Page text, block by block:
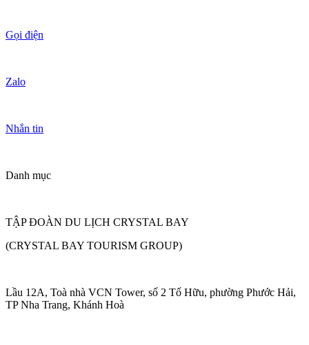
Gọi điện
Zalo
Nhắn tin
Danh mục
TẬP ĐOÀN DU LỊCH CRYSTAL BAY
(CRYSTAL BAY TOURISM GROUP)
Lầu 12A, Toà nhà VCN Tower, số 2 Tố Hữu, phường Phước Hải,
TP Nha Trang, Khánh Hoà